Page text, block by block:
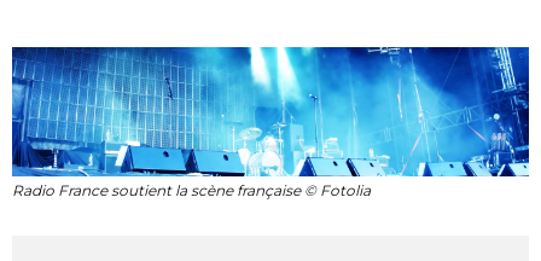
Radio France soutient la scène française © Fotolia